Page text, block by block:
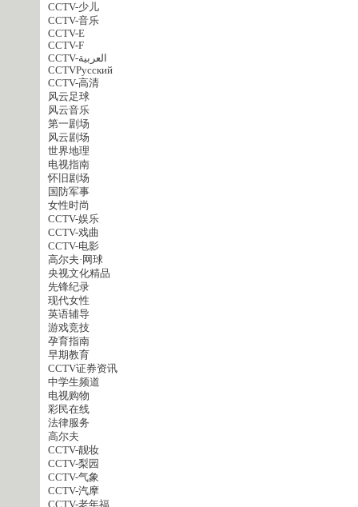
CCTV-少儿
CCTV-音乐
CCTV-E
CCTV-F
CCTV-العربية
CCTVPусский
CCTV-高清
风云足球
风云音乐
第一剧场
风云剧场
世界地理
电视指南
怀旧剧场
国防军事
女性时尚
CCTV-娱乐
CCTV-戏曲
CCTV-电影
高尔夫·网球
央视文化精品
先锋纪录
现代女性
英语辅导
游戏竞技
孕育指南
早期教育
CCTV证券资讯
中学生频道
电视购物
彩民在线
法律服务
高尔夫
CCTV-靓妆
CCTV-梨园
CCTV-气象
CCTV-汽摩
CCTV-老年福